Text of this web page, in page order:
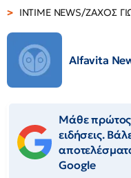
INTIME NEWS/ΖΑΧΟΣ
Alfavita
Μάθε πρώτος
ειδήσεις.
Google